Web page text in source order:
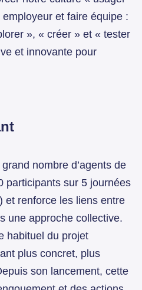
et faire équipe :
», « créer » et « tester
et innovante pour
nombre d’agents de
participants sur 5 journées
et renforce les liens entre
une approche collective.
habituel du projet
plus concret, plus
son lancement, cette